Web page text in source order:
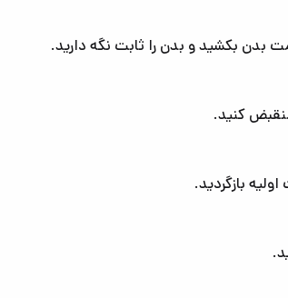
بدن بکشید و بدن را ثابت نگه دارید.
کنید.
بازگردید.